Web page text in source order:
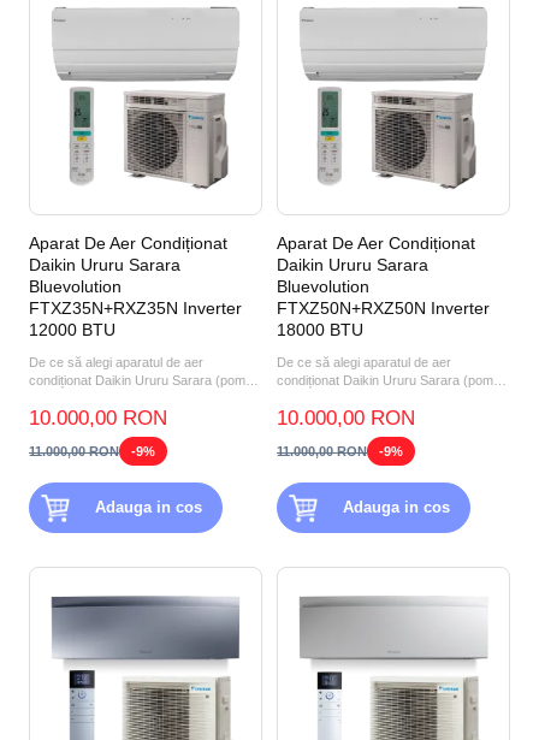
Aparat De Aer Condiționat
Daikin Ururu Sarara
Bluevolution
FTXZ35N+RXZ35N Inverter
12000 BTU
De ce să alegi aparatul de aer
condiționat Daikin Ururu Sarara (pompă
10.000,00 RON
11.000,00 RON -9%
Adauga in cos
Aparat De Aer Condiționat
Daikin Ururu Sarara
Bluevolution
FTXZ50N+RXZ50N Inverter
18000 BTU
De ce să alegi aparatul de aer
condiționat Daikin Ururu Sarara (pompă
10.000,00 RON
11.000,00 RON -9%
Adauga in cos